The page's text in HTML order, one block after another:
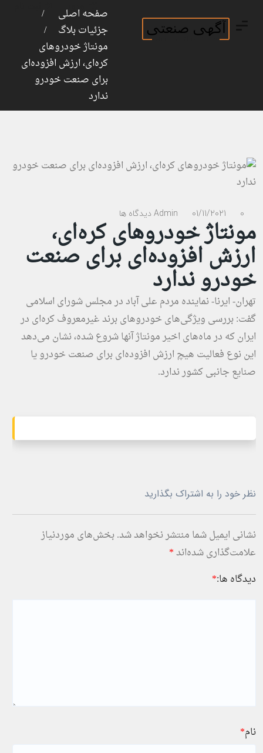
ورود
صفحه اصلی
جزئیات بلاگ
مونتاژ خودروهای
کره‌ای، ارزش افزوده‌ای
برای صنعت خودرو
ندارد
Admin 01/11/2021 0 دیدگاه ها
مونتاژ خودروهای کره‌ای،
ارزش افزوده‌ای برای صنعت
خودرو ندارد
تهران- ایرنا- نماینده مردم علی آباد در مجلس شورای اسلامی
گفت: بررسی ویژگی‌های خودروهای برند غیرمعروف کره‌ای در
ایران که در ماه‌های اخیر مونتاژ آنها شروع شده، نشان می‌دهد
این نوع فعالیت هیچ ارزش افزوده‌ای برای صنعت خودرو یا
صنایع جانبی کشور ندارد.
نظر خود را به اشتراک بگذارید
نشانی ایمیل شما منتشر نخواهد شد. بخش‌های موردنیاز
علامت‌گذاری شده‌اند*
دیدگاه ها:*
نام*